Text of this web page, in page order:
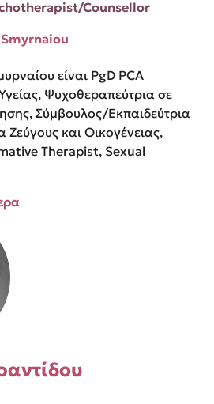
Counsellor
είναι PgD PCA
Ψυχοθεραπεύτρια σε
Σύμβουλος/Εκπαιδεύτρια
Ζεύγους και Οικογένειας,
Therapist, Sexual